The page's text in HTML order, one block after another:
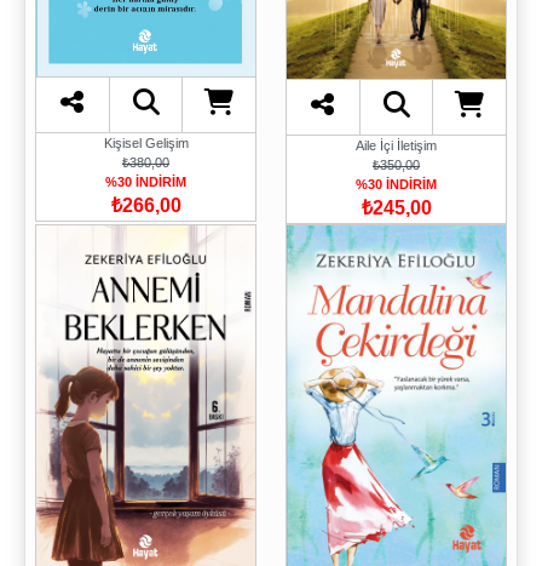
Kişisel Gelişim
₺380,00
%30 İNDİRİM
₺266,00
Aile İçi İletişim
₺350,00
%30 İNDİRİM
₺245,00